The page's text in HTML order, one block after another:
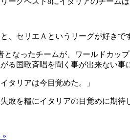
、セリエＡというリーグが好きで
なったチームが、ワールドカッ
る国歌斉唱を聞く事が出来ない事
タリアは今目覚めた。」
敗を糧にイタリアの目覚めに期待
»